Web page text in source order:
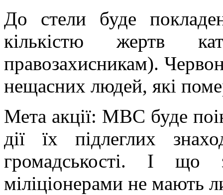
До стели буде
кількістю жертв
правозахисникам).
нещасних людей, які
Мета акції: МВС буде
дії їх підлеглих
громадськості. І що
міліціонерами не мають